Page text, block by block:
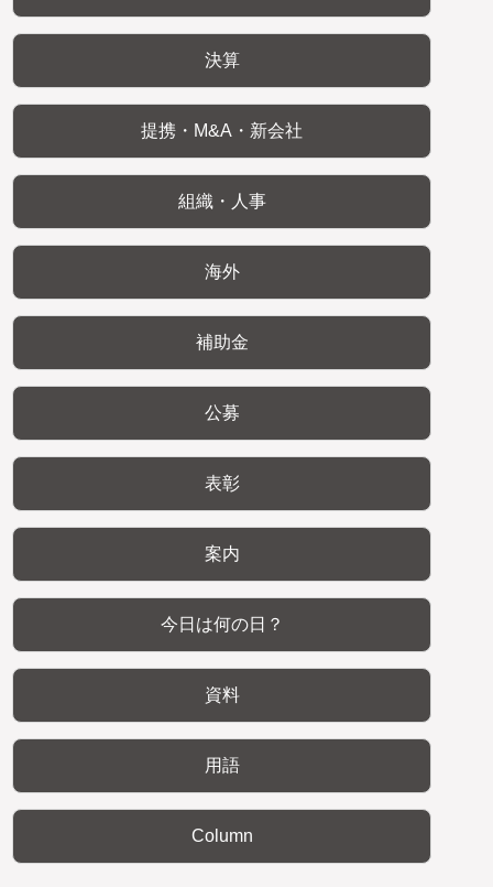
決算
提携・M&A・新会社
組織・人事
海外
補助金
公募
表彰
案内
今日は何の日？
資料
用語
Column